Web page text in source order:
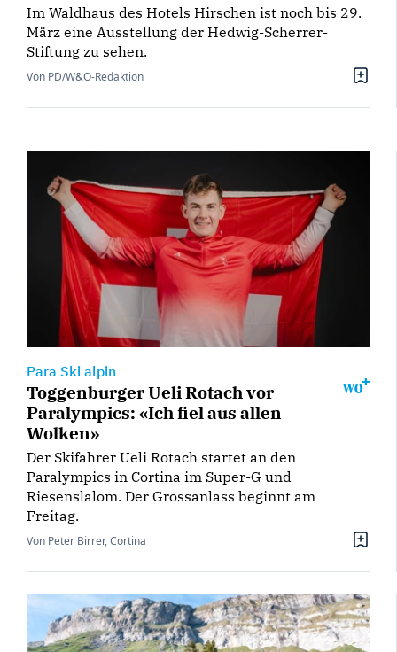
Im Waldhaus des Hotels Hirschen ist noch bis 29.
März eine Ausstellung der Hedwig-Scherrer-
Stiftung zu sehen.
Von PD/W&O-Redaktion
Para Ski alpin
Toggenburger Ueli Rotach vor
Paralympics: «Ich fiel aus allen
Wolken»
Der Skifahrer Ueli Rotach startet an den
Paralympics in Cortina im Super-G und
Riesenslalom. Der Grossanlass beginnt am
Freitag.
Von Peter Birrer, Cortina